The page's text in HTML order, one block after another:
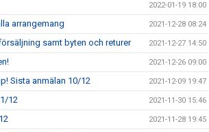
2022-01-19 18:00
arrangemang 2021-12-28 08:24
samt byten och returer 2021-12-27 14:50
2021-12-26 09:00
Sista anmälan 10/12 2021-12-09 19:47
12 2021-11-30 15:46
2021-11-28 19:45